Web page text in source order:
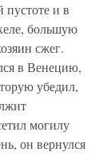
пустоте и в
большую
сжег.
в Венецию,
убедил,
могилу
он вернулся